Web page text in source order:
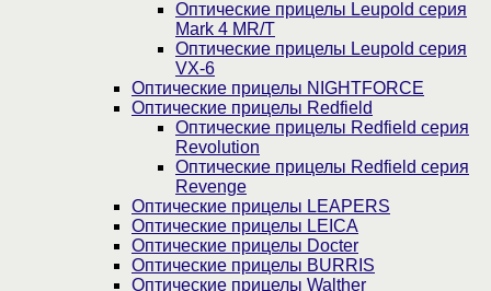
Оптические прицелы Leupold серия
Mark 4 MR/T
Оптические прицелы Leupold серия
VX-6
Оптические прицелы NIGHTFORCE
Оптические прицелы Redfield
Оптические прицелы Redfield серия
Revolution
Оптические прицелы Redfield серия
Revenge
Оптические прицелы LEAPERS
Оптические прицелы LEICA
Оптические прицелы Docter
Оптические прицелы BURRIS
Оптические прицелы Walther